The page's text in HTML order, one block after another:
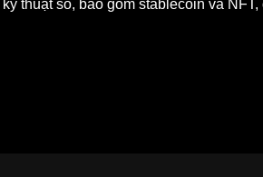
thuật số, bao gồm stablecoin và
chuyên gia pháp lý/thuế/đầu tư để